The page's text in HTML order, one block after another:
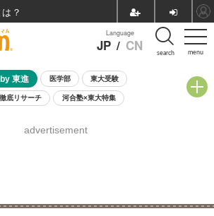
menu
Language
JP / CN search
東進 医学部 東大受験
底リサーチ 河合塾×東大特集
8月開催学校説明会・相談会
advertisement